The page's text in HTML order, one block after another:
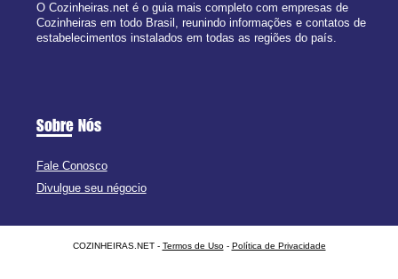
O Cozinheiras.net é o guia mais completo com empresas de
Cozinheiras em todo Brasil, reunindo informações e contatos de
estabelecimentos instalados em todas as regiões do país.
Sobre Nós
Fale Conosco
Divulgue seu négocio
COZINHEIRAS.NET - Termos de Uso- Política de Privacidade